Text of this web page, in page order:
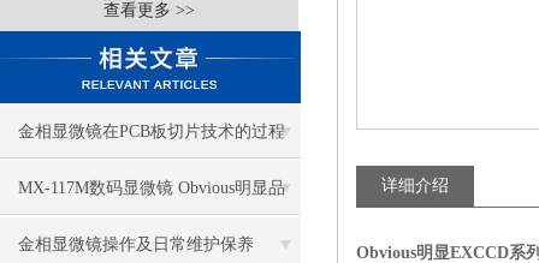
查看更多 >>
金相显微镜在PCB板切片技术的过程
控制中的作用
MX-117M数码显微镜 Obvious明显品
牌值得推荐
金相显微镜操作及日常维护保养
详细介绍
Obvious明显EXCCD系